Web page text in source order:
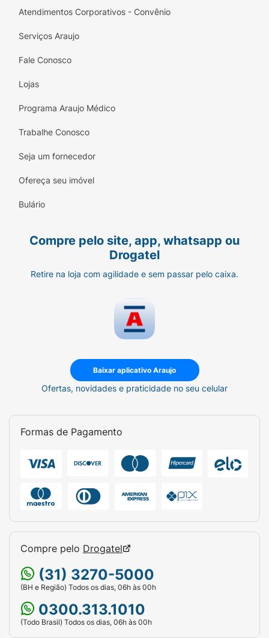
Atendimentos Corporativos - Convênio
Serviços Araujo
Fale Conosco
Lojas
Programa Araujo Médico
Trabalhe Conosco
Seja um fornecedor
Ofereça seu imóvel
Bulário
Compre pelo site, app, whatsapp ou
Drogatel
Retire na loja com agilidade e sem passar pelo caixa.
Baixar aplicativo Araujo
Ofertas, novidades e praticidade no seu celular
Formas de Pagamento
Compre pelo Drogatel
(31) 3270-5000
(BH e Região) Todos os dias, 06h às 00h
0300.313.1010
(Todo Brasil) Todos os dias, 06h às 00h